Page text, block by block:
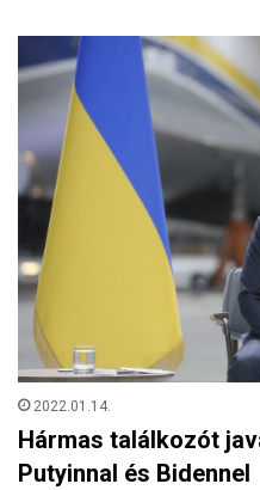
2022.01.14.
Hármas találkozót
Putyinnal és Bidennel